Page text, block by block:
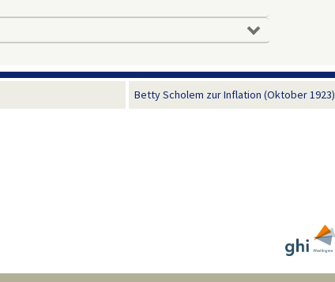
Betty Scholem zur Inflation (Oktober 1923)